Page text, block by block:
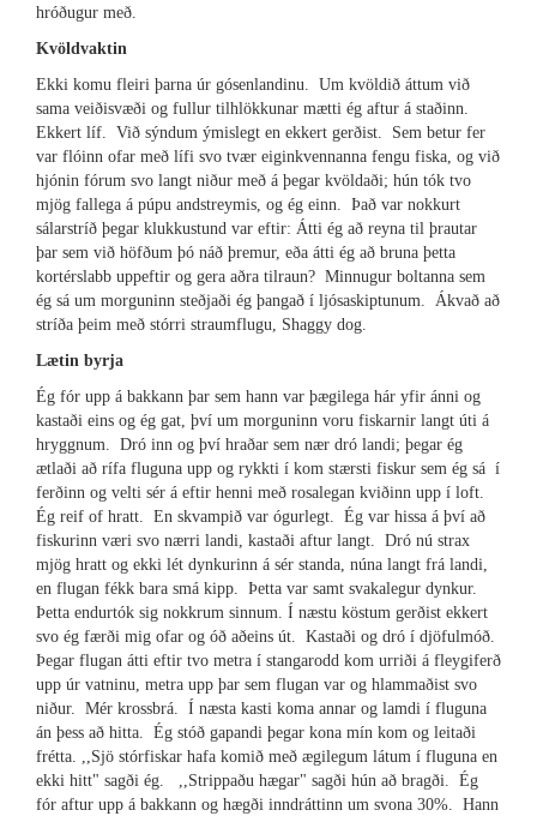
hróðugur með.
Kvöldvaktin
Ekki komu fleiri þarna úr gósenlandinu. Um kvöldið áttum við
sama veiðisvæði og fullur tilhlökkunar mætti ég aftur á staðinn.
Ekkert líf. Við sýndum ýmislegt en ekkert gerðist. Sem betur fer
var flóinn ofar með lífi svo tvær eiginkvennanna fengu fiska, og við
hjónin fórum svo langt niður með á þegar kvöldaði; hún tók tvo
mjög fallega á púpu andstreymis, og ég einn. Það var nokkurt
sálarstríð þegar klukkustund var eftir: Átti ég að reyna til þrautar
þar sem við höfðum þó náð þremur, eða átti ég að bruna þetta
kortérslabb uppeftir og gera aðra tilraun? Minnugur boltanna sem
ég sá um morguninn steðjaði ég þangað í ljósaskiptunum. Ákvað að
stríða þeim með stórri straumflugu, Shaggy dog.
Lætin byrja
Ég fór upp á bakkann þar sem hann var þægilega hár yfir ánni og
kastaði eins og ég gat, því um morguninn voru fiskarnir langt úti á
hryggnum. Dró inn og því hraðar sem nær dró landi; þegar ég
ætlaði að rífa fluguna upp og rykkti í kom stærsti fiskur sem ég sá í
ferðinn og velti sér á eftir henni með rosalegan kviðinn upp í loft.
Ég reif of hratt. En skvampið var ógurlegt. Ég var hissa á því að
fiskurinn væri svo nærri landi, kastaði aftur langt. Dró nú strax
mjög hratt og ekki lét dynkurinn á sér standa, núna langt frá landi,
en flugan fékk bara smá kipp. Þetta var samt svakalegur dynkur.
Þetta endurtók sig nokkrum sinnum. Í næstu köstum gerðist ekkert
svo ég færði mig ofar og óð aðeins út. Kastaði og dró í djöfulmóð.
Þegar flugan átti eftir tvo metra í stangarodd kom urriði á fleygiferð
upp úr vatninu, metra upp þar sem flugan var og hlammaðist svo
niður. Mér krossbrá. Í næsta kasti koma annar og lamdi í fluguna
án þess að hitta. Ég stóð gapandi þegar kona mín kom og leitaði
frétta. ,,Sjö stórfiskar hafa komið með ægilegum látum í fluguna en
ekki hitt" sagði ég. ,,Strippaðu hægar" sagði hún að bragði. Ég
fór aftur upp á bakkann og hægði inndráttinn um svona 30%. Hann